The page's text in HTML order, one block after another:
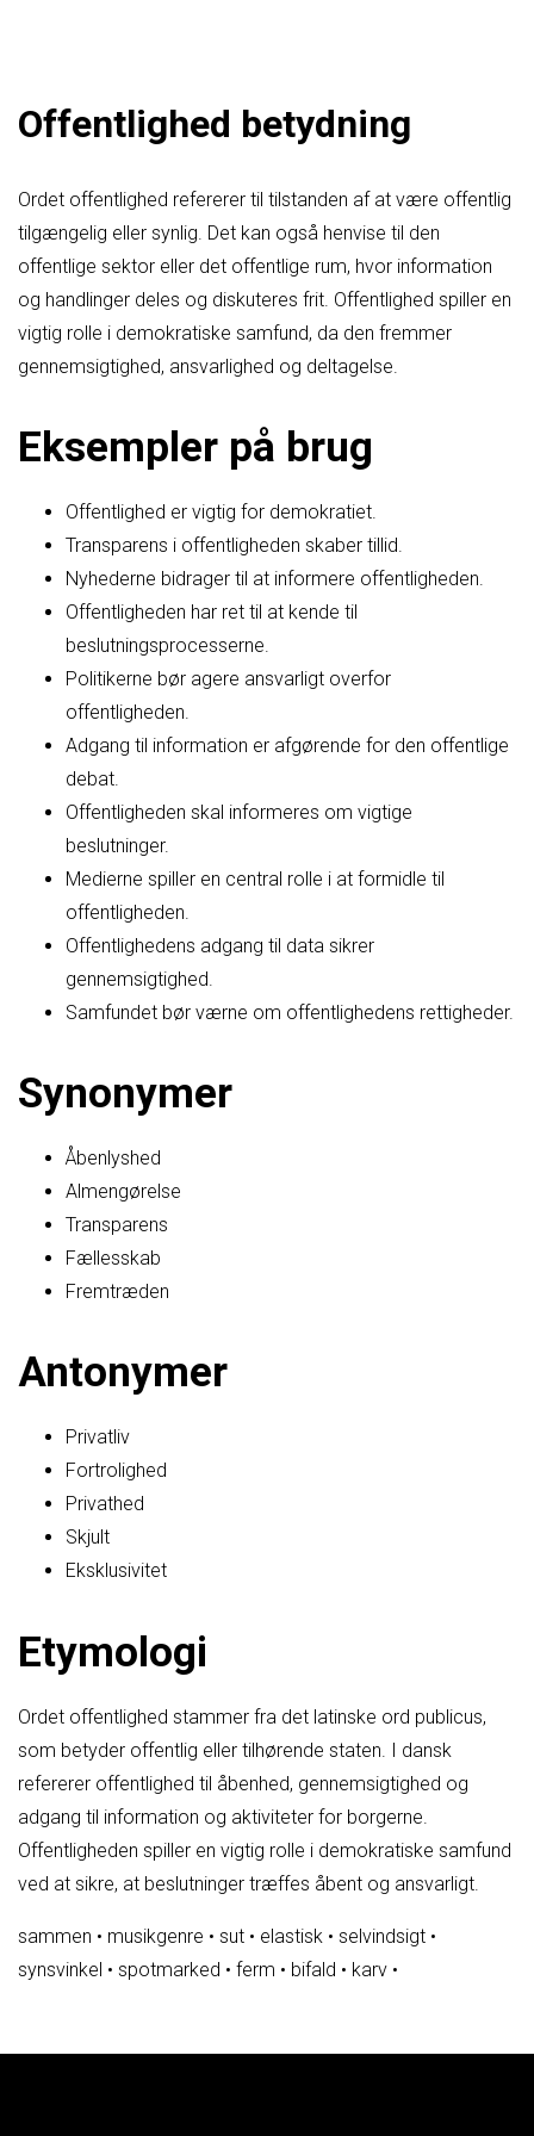
Offentlighed betydning
Ordet offentlighed refererer til tilstanden af at være offentlig
tilgængelig eller synlig. Det kan også henvise til den
offentlige sektor eller det offentlige rum, hvor information
og handlinger deles og diskuteres frit. Offentlighed spiller en
vigtig rolle i demokratiske samfund, da den fremmer
gennemsigtighed, ansvarlighed og deltagelse.
Eksempler på brug
Offentlighed er vigtig for demokratiet.
Transparens i offentligheden skaber tillid.
Nyhederne bidrager til at informere offentligheden.
Offentligheden har ret til at kende til
beslutningsprocesserne.
Politikerne bør agere ansvarligt overfor
offentligheden.
Adgang til information er afgørende for den offentlige
debat.
Offentligheden skal informeres om vigtige
beslutninger.
Medierne spiller en central rolle i at formidle til
offentligheden.
Offentlighedens adgang til data sikrer
gennemsigtighed.
Samfundet bør værne om offentlighedens rettigheder.
Synonymer
Åbenlyshed
Almengørelse
Transparens
Fællesskab
Fremtræden
Antonymer
Privatliv
Fortrolighed
Privathed
Skjult
Eksklusivitet
Etymologi
Ordet offentlighed stammer fra det latinske ord publicus,
som betyder offentlig eller tilhørende staten. I dansk
refererer offentlighed til åbenhed, gennemsigtighed og
adgang til information og aktiviteter for borgerne.
Offentligheden spiller en vigtig rolle i demokratiske samfund
ved at sikre, at beslutninger træffes åbent og ansvarligt.
sammen • musikgenre • sut • elastisk • selvindsigt •
synsvinkel • spotmarked • ferm • bifald • karv •